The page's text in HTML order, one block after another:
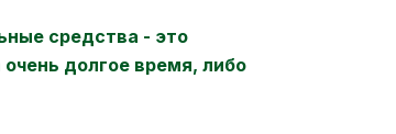
средства - это
долгое время, либо